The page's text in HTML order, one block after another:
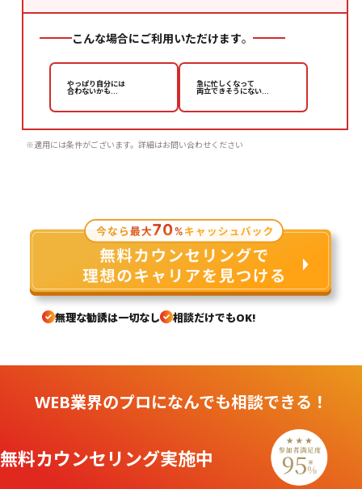
こんな場合にご利用いただけます。
やっぱり自分には
合わないかも…
急に忙しくなって
両立できそうにない…
※適用には条件がございます。詳細はお問い合わせください
無理な勧誘は一切なし 相談だけでもOK!
WEB業界のプロになんでも相談できる！
無料カウンセリング実施中